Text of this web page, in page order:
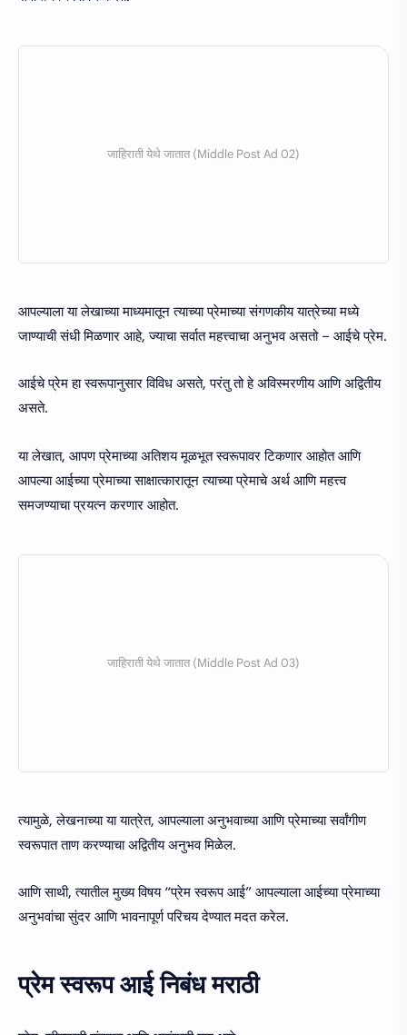
आपल्याला या लेखाच्या माध्यमातून त्याच्या प्रेमाच्या संगणकीय यात्रेच्या मध्ये
जाण्याची संधी मिळणार आहे, ज्याचा सर्वात महत्त्वाचा अनुभव असतो – आईचे प्रेम.
आईचे प्रेम हा स्वरूपानुसार विविध असते, परंतु तो हे अविस्मरणीय आणि अद्वितीय
असते.
या लेखात, आपण प्रेमाच्या अतिशय मूळभूत स्वरूपावर टिकणार आहोत आणि
आपल्या आईच्या प्रेमाच्या साक्षात्कारातून त्याच्या प्रेमाचे अर्थ आणि महत्त्व
समजण्याचा प्रयत्न करणार आहोत.
त्यामुळे, लेखनाच्या या यात्रेत, आपल्याला अनुभवाच्या आणि प्रेमाच्या सर्वांगीण
स्वरूपात ताण करण्याचा अद्वितीय अनुभव मिळेल.
आणि साथी, त्यातील मुख्य विषय “प्रेम स्वरूप आई” आपल्याला आईच्या प्रेमाच्या
अनुभवांचा सुंदर आणि भावनापूर्ण परिचय देण्यात मदत करेल.
प्रेम स्वरूप आई निबंध मराठी